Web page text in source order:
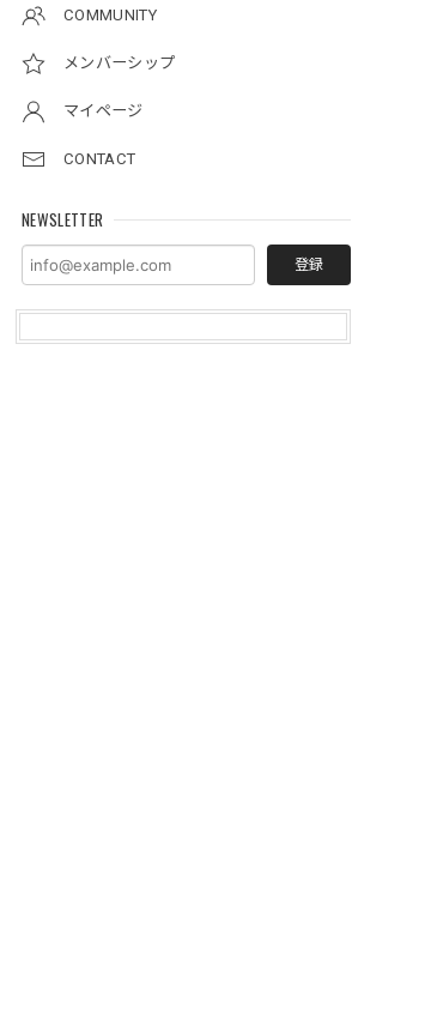
COMMUNITY
メンバーシップ
マイページ
CONTACT
NEWSLETTER
登録